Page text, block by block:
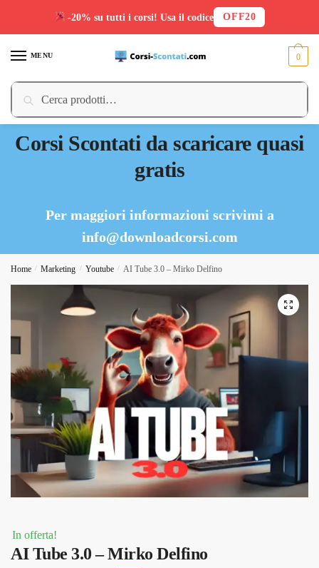
MENU
Cerca:
Cerca
0
Corsi Scontati da scaricare quasi
gratis
Per maggiori informazioni scrivimi a
info@downloadcorsi.com
Home / Marketing / Youtube / AI Tube 3.0 – Mirko Delfino
In offerta!
AI Tube 3.0 – Mirko Delfino
-20% su tutti i corsi! Usa il codice OFF20